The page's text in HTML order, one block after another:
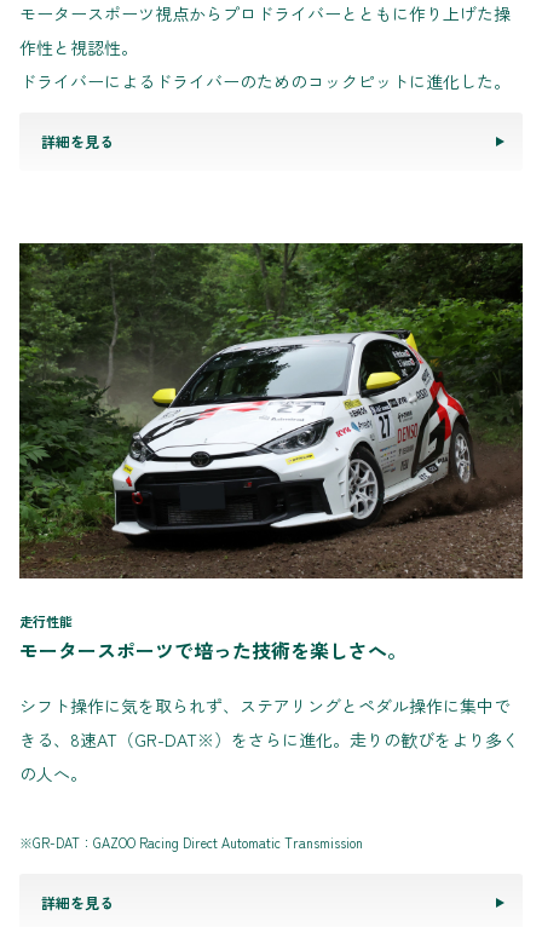
モータースポーツ視点からプロドライバーとともに作り上げた操
作性と視認性。
ドライバーによるドライバーのためのコックピットに進化した。
詳細を見る
走行性能
モータースポーツで培った技術を楽しさへ。
シフト操作に気を取られず、ステアリングとペダル操作に集中で
きる、8速AT（GR-DAT※）をさらに進化。走りの歓びをより多く
の人へ。
※GR-DAT：GAZOO Racing Direct Automatic Transmission
詳細を見る